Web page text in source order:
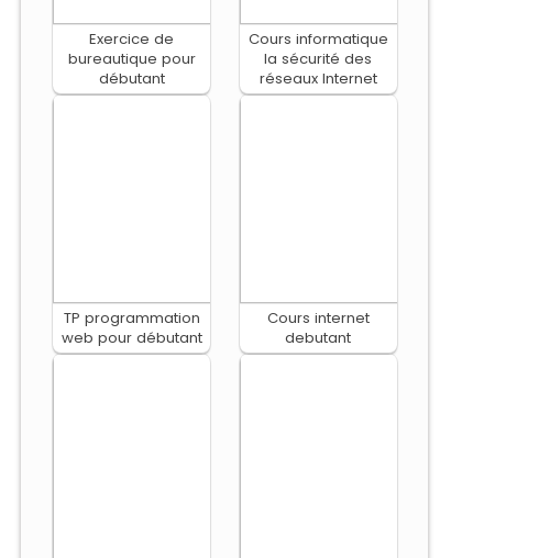
Exercice de
bureautique pour
débutant
Cours informatique
la sécurité des
réseaux Internet
TP programmation
web pour débutant
Cours internet
debutant